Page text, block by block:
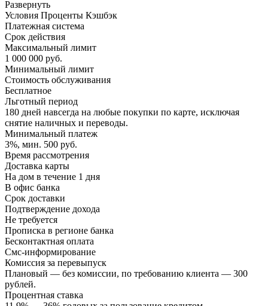
Развернуть
Условия Проценты Кэшбэк
Платежная система
Срок действия
Максимальный лимит
1 000 000 руб.
Минимальный лимит
Стоимость обслуживания
Бесплатное
Льготный период
180 дней навсегда на любые покупки по карте, исключая
снятие наличных и переводы.
Минимальный платеж
3%, мин. 500 руб.
Время рассмотрения
Доставка карты
На дом в течение 1 дня
В офис банка
Срок доставки
Подтверждение дохода
Не требуется
Прописка в регионе банка
Бесконтактная оплата
Смс-информирование
Комиссия за перевыпуск
Плановый — без комиссии, по требованию клиента — 300
рублей.
Процентная ставка